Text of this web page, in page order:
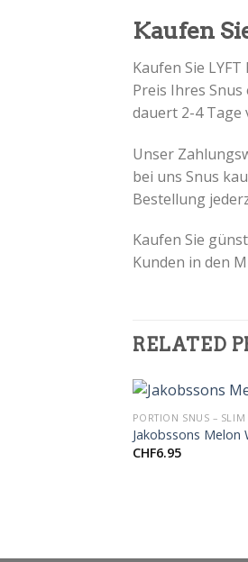
Kaufen
Kaufen Sie
Preis Ihres
dauert 2-4 Tage
Unser
bei uns Snus
Bestellung
Kaufen Sie
Kunden in den
RELATED
PORTION SNUS – SLIM
Jakobssons Melon
CHF6.95